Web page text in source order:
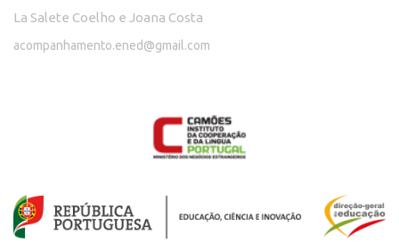
La Salete Coelho e Joana Costa
acompanhamento.ened@gmail.com